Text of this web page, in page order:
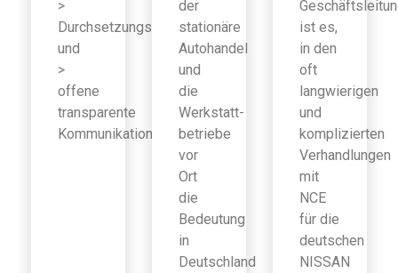
>
Durchsetzungsfähigkeit
und
>
offene
transparente
Kommunikation
der
stationäre
Autohandel
und
die
Werkstatt-
betriebe
vor
Ort
die
Bedeutung
in
Deutschland
ist es,
in den
oft
langwierigen
und
komplizierten
Verhandlungen
mit
NCE
für die
deutschen
NISSAN